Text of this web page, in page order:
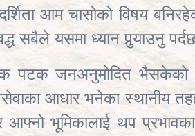
आम चासोको विषय
सबैले यसमा ध्यान पुर्‍याउनु
पटक जनअनुमोदित भैसकेको
आधार भनेका स्थानीय
आफ्नो भूमिकालाई थप